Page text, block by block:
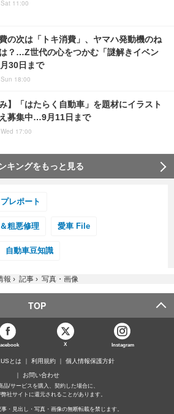
11:00
の次は「トキ消費」、ヤマハ発動機のね
？…Z世代の心をつかむ「謎解きイベン
30日まで
18:00
み】「はたらく自動車」を題材にイラスト
募集中…9月11日まで
17:00
キングをもっと見る
レポート
粗悪修理 愛車 File
自動車豆知識
報 › 記事 › 写真・画像
TOP
X Instagram
とは 利用規約 個人情報保護方針
お問い合わせ
品/サービスを購入、契約した場合に、
社サイトに還元されることがあります。
・見出し・写真・画像の無断転載を禁じます。